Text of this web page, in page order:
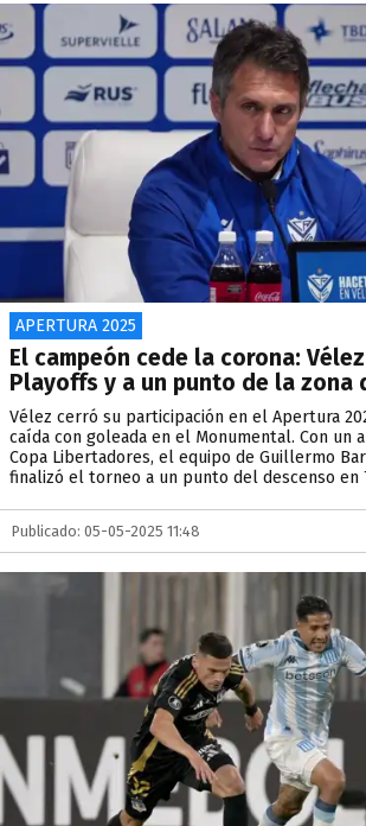
APERTURA 2025
El campeón cede la corona:
Playoffs y a un punto de la zona
Vélez cerró su participación en el Apertura
caída con goleada en el Monumental. Con un
Copa Libertadores, el equipo de Guillermo
finalizó el torneo a un punto del descenso en
Publicado: 05-05-2025 11:48